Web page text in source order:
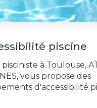
piscine
à Toulouse,
vous propose des
d'accessibilité